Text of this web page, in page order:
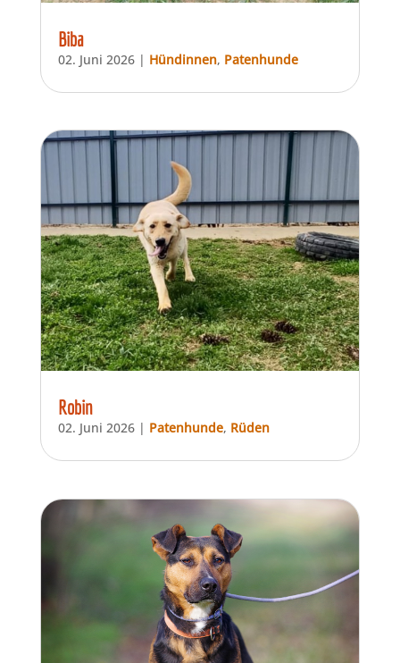
Biba
02. Juni 2026| Hündinnen, Patenhunde
Robin
02. Juni 2026| Patenhunde, Rüden